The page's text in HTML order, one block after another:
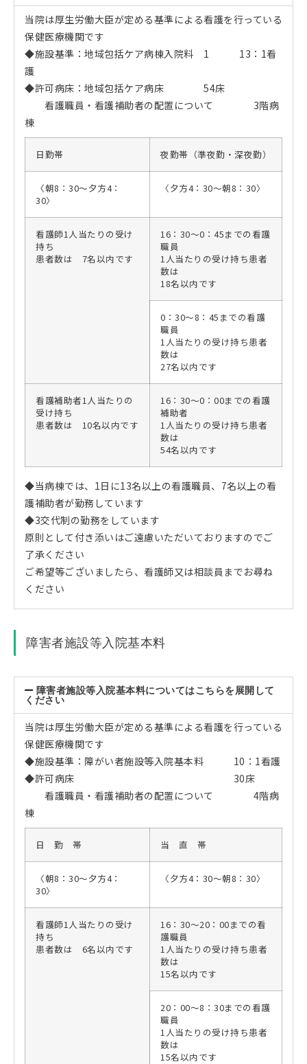
当院は厚生労働大臣が定める基準による看護を行っている
保健医療機関です
◆施設基準：地域包括ケア病棟入院料 1 13：1看
護
◆許可病床：地域包括ケア病床 54床
看護職員・看護補助者の配置について 3階病
棟
日勤帯 夜勤帯（準夜勤・深夜勤）
〈朝8：30～夕方4：
30〉
〈夕方4：30～朝8：30〉
看護師1人当たりの受け
持ち
患者数は 7名以内です
16：30～0：45までの看護
職員
1人当たりの受け持ち患者
数は
18名以内です
0：30～8：45までの看護
職員
1人当たりの受け持ち患者
数は
27名以内です
看護補助者1人当たりの
受け持ち
患者数は 10名以内です
16：30～0：00までの看護
補助者
1人当たりの受け持ち患者
数は
54名以内です
◆当病棟では、1日に13名以上の看護職員、7名以上の看
護補助者が勤務しています
◆3交代制の勤務をしています
原則として付き添いはご遠慮いただいておりますのでご
了承ください
ご希望等ございましたら、看護師又は相談員までお尋ね
ください
障害者施設等入院基本料
障害者施設等入院基本料についてはこちらを展開して
ください
当院は厚生労働大臣が定める基準による看護を行っている
保健医療機関です
◆施設基準：障がい者施設等入院基本料 10：1看護
◆許可病床 30床
看護職員・看護補助者の配置について 4階病
棟
日 勤 帯 当 直 帯
〈朝8：30～夕方4：
30〉
〈夕方4：30～朝8：30〉
看護師1人当たりの受け
持ち
患者数は 6名以内です
16：30～20：00までの看
護職員
1人当たりの受け持ち患者
数は
15名以内です
20：00～8：30までの看護
職員
1人当たりの受け持ち患者
数は
15名以内です